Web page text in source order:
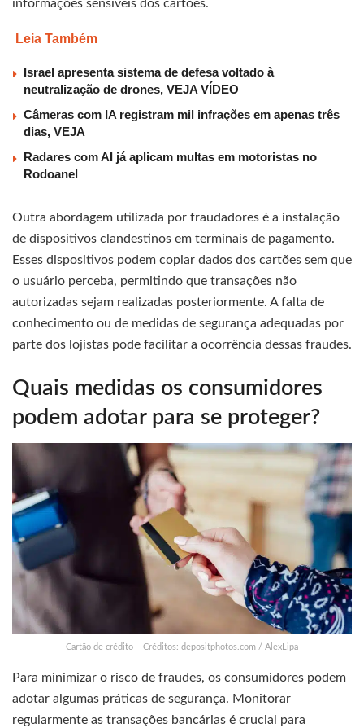
informações sensíveis dos cartões.
Leia Também
Israel apresenta sistema de defesa voltado à
neutralização de drones, VEJA VÍDEO
Câmeras com IA registram mil infrações em apenas três
dias, VEJA
Radares com AI já aplicam multas em motoristas no
Rodoanel
Outra abordagem utilizada por fraudadores é a instalação
de dispositivos clandestinos em terminais de pagamento.
Esses dispositivos podem copiar dados dos cartões sem que
o usuário perceba, permitindo que transações não
autorizadas sejam realizadas posteriormente. A falta de
conhecimento ou de medidas de segurança adequadas por
parte dos lojistas pode facilitar a ocorrência dessas fraudes.
Quais medidas os consumidores
podem adotar para se proteger?
Cartão de crédito – Créditos: depositphotos.com / AlexLipa
Para minimizar o risco de fraudes, os consumidores podem
adotar algumas práticas de segurança. Monitorar
regularmente as transações bancárias é crucial para